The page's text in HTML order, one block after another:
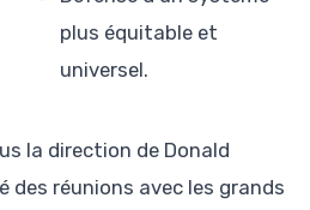
plus équitable et
universel.
la direction de Donald
des réunions avec les grands